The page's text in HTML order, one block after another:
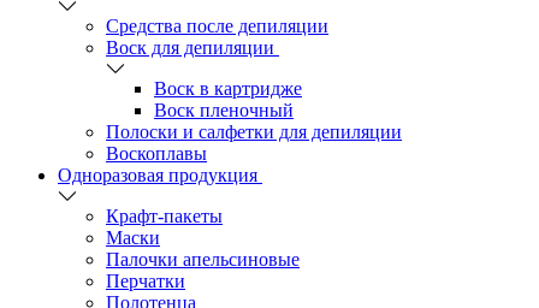
Средства после депиляции
Воск для депиляции
Воск в картридже
Воск пленочный
Полоски и салфетки для депиляции
Воскоплавы
Одноразовая продукция
Крафт-пакеты
Маски
Палочки апельсиновые
Перчатки
Полотенца